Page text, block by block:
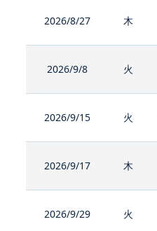
2026/8/27 木
2026/9/8 火
2026/9/15 火
2026/9/17 木
2026/9/29 火